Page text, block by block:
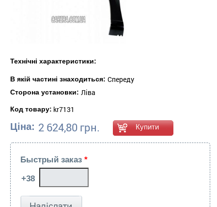
Технічні характеристики:
В якій частині знаходиться: Спереду
Сторона установки: Ліва
Код товару: kr7131
Ціна: 2 624,80 грн.
Быстрый заказ *